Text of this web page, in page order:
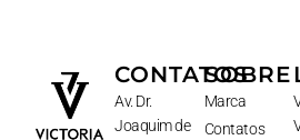
CONTATOS
Av. Dr.
Joaquim de
SOBRE
Marca
Contatos